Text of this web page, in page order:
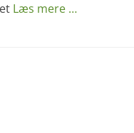
Læs mere …